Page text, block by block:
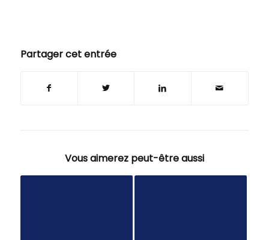
Partager cet entrée
Vous aimerez peut-être aussi